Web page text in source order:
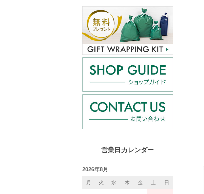
営業日カレンダー
2026年8月
月 火 水 木 金 土 日